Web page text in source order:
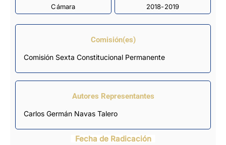
Cámara 2018-2019
Comisión(es)
Comisión Sexta Constitucional Permanente
Autores Representantes
Carlos Germán Navas Talero
Fecha de Radicación